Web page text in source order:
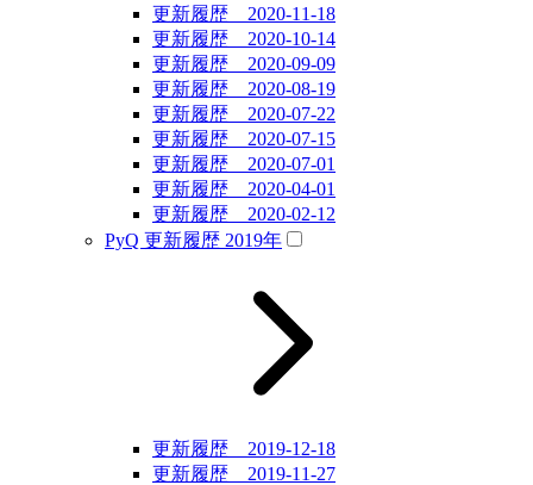
更新履歴 2020-11-18
更新履歴 2020-10-14
更新履歴 2020-09-09
更新履歴 2020-08-19
更新履歴 2020-07-22
更新履歴 2020-07-15
更新履歴 2020-07-01
更新履歴 2020-04-01
更新履歴 2020-02-12
PyQ 更新履歴 2019年
更新履歴 2019-12-18
更新履歴 2019-11-27